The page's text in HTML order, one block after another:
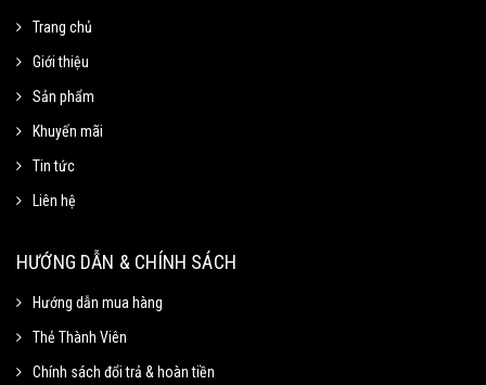
Trang chủ
Giới thiệu
Sản phẩm
Khuyến mãi
Tin tức
Liên hệ
HƯỚNG DẪN & CHÍNH SÁCH
Hướng dẫn mua hàng
Thẻ Thành Viên
Chính sách đổi trả & hoàn tiền
Mã Giảm Giá
trang thanh toán.
250k.